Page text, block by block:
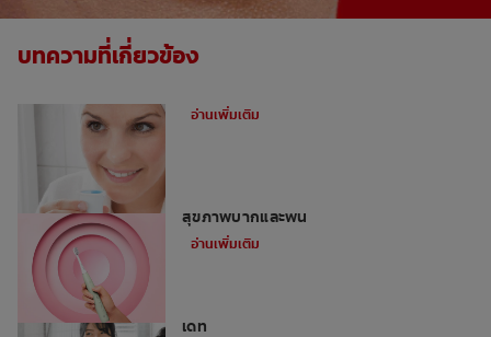
บทความที่เกี่ยวข้อง
อ่านเพิ่มเติม
สุขภาพปากและฟัน
อ่านเพิ่มเติม
เดท